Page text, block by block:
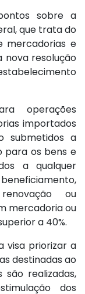
sobre a
que trata do
mercadorias e
nova resolução
operações
importados
submetidos a
para os bens e
a qualquer
ou
mercadoria ou
a 40%.
visa priorizar a
destinadas ao
são realizadas,
dos